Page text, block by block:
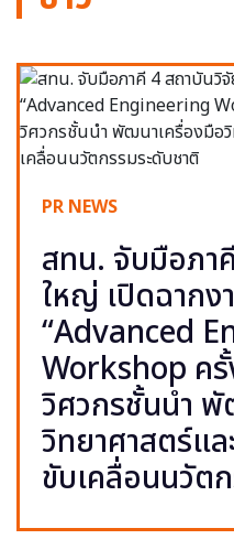
PR NEWS
สทน. จับมือภา
ใหญ่ เปิดฉากง
“Advanced
Workshop ค
วิศวกรชั้นนำ
วิทยาศาสตร์แล
ขับเคลื่อนนวัต